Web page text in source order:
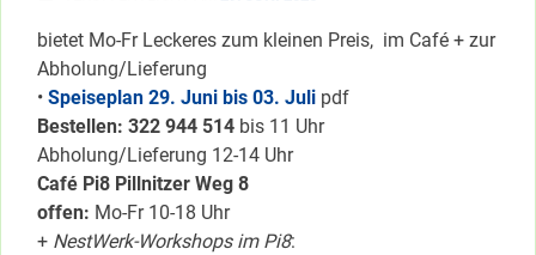
bietet Mo-Fr Leckeres zum kleinen Preis, im Café + zur
Abholung/Lieferung
• Speiseplan 29. Juni bis 03. Juli pdf
Bestellen: 322 944 514 bis 11 Uhr
Abholung/Lieferung 12-14 Uhr
Café Pi8 Pillnitzer Weg 8
offen: Mo-Fr 10-18 Uhr
+ NestWerk-Workshops im Pi8: